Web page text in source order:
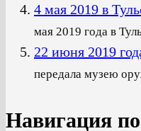
4 мая 2019 в
мая 2019 года в
22 июня 2019
передала музею
Навигация